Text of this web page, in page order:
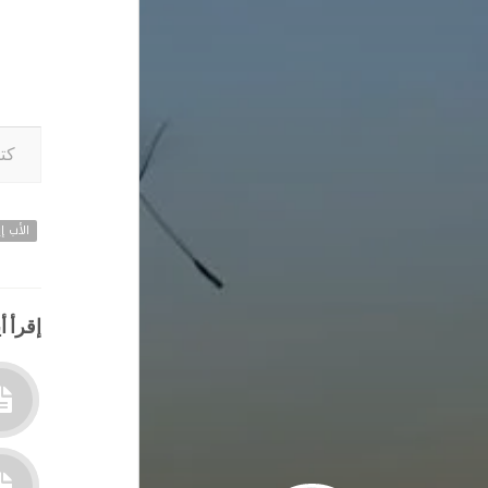
كتابة
الأب
إقرأ